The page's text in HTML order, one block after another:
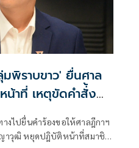
าที่ เหตุขัดคำสั่้ง
าวุฒิ หยุดปฎิบัติหน้าที่สมาชิก